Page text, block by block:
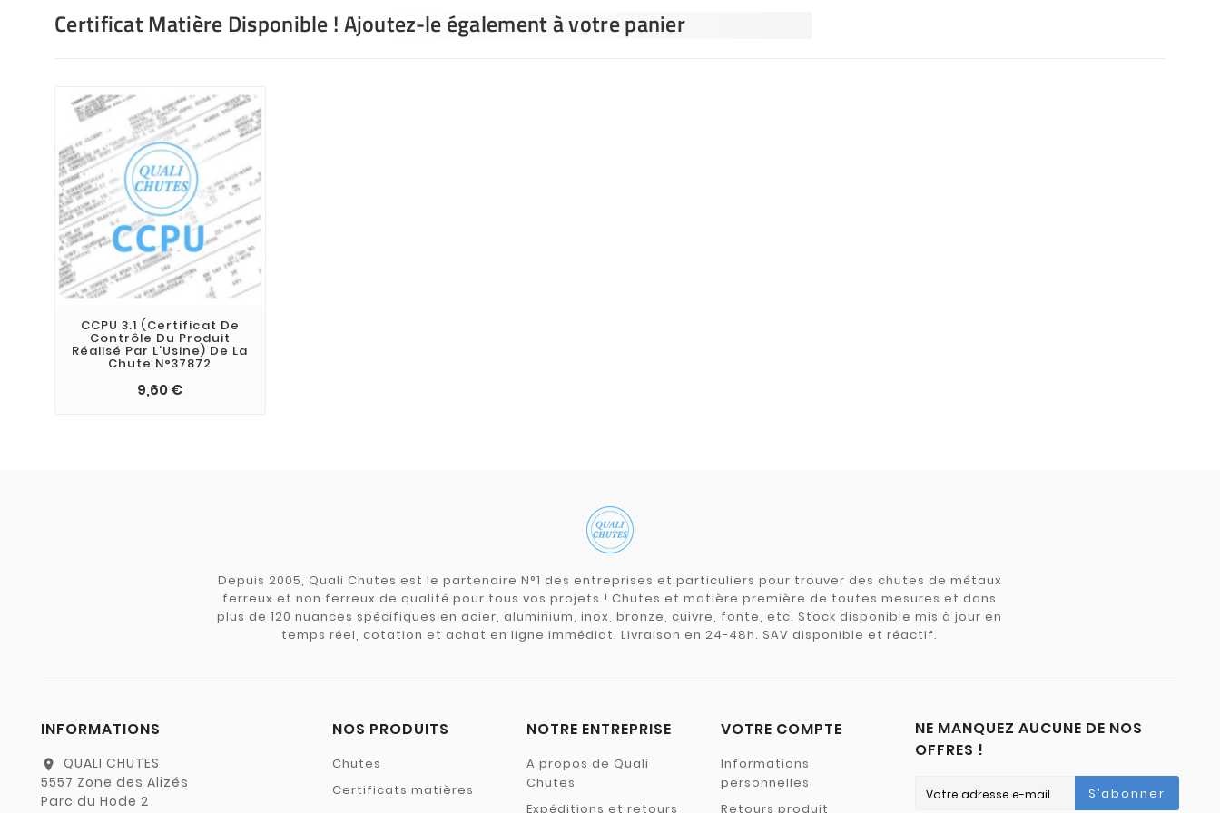
Certificat Matière Disponible ! Ajoutez-le également à votre panier
CCPU 3.1 (Certificat De
Contrôle Du Produit
Réalisé Par L'Usine) De La
Chute N°37872
9,60 €
Depuis 2005, Quali Chutes est le partenaire N°1 des entreprises et particuliers pour trouver des chutes de métaux
ferreux et non ferreux de qualité pour tous vos projets ! Chutes et matière première de toutes mesures et dans
plus de 120 nuances spécifiques en acier, aluminium, inox, bronze, cuivre, fonte, etc. Stock disponible mis à jour en
temps réel, cotation et achat en ligne immédiat. Livraison en 24-48h. SAV disponible et réactif.
INFORMATIONS
location_on
QUALI CHUTES
5557 Zone des Alizés
Parc du Hode 2
NOS PRODUITS
Chutes
Certificats matières
NOTRE ENTREPRISE
A propos de Quali
Chutes
Expéditions et retours
VOTRE COMPTE
Informations
personnelles
Retours produit
NE MANQUEZ AUCUNE DE NOS
OFFRES !
S’abonner